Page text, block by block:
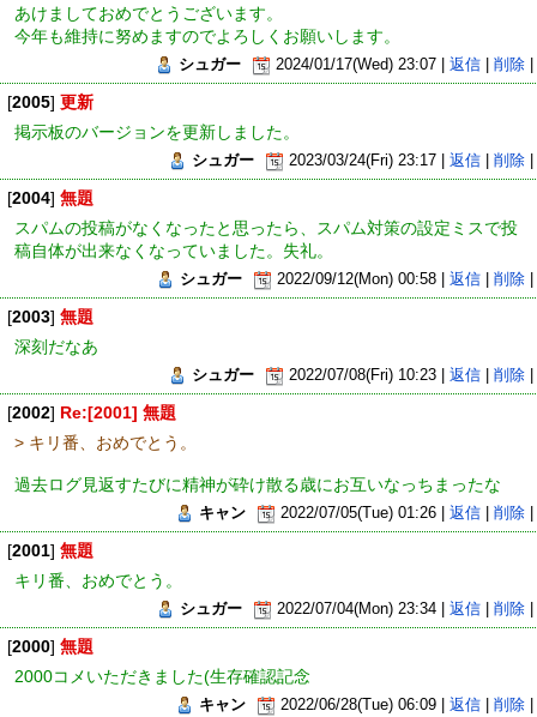
あけましておめでとうございます。
今年も維持に努めますのでよろしくお願いします。
シュガー 2024/01/17(Wed) 23:07 |返信 |削除
[2005] 更新
掲示板のバージョンを更新しました。
シュガー 2023/03/24(Fri) 23:17 |返信 |削除
[2004] 無題
スパムの投稿がなくなったと思ったら、スパム対策の設定ミスで投
稿自体が出来なくなっていました。失礼。
シュガー 2022/09/12(Mon) 00:58 |返信 |削除
[2003] 無題
深刻だなあ
シュガー 2022/07/08(Fri) 10:23 |返信 |削除
[2002] Re:[2001] 無題
> キリ番、おめでとう。
過去ログ見返すたびに精神が砕け散る歳にお互いなっちまったな
キャン 2022/07/05(Tue) 01:26 |返信 |削除
[2001] 無題
キリ番、おめでとう。
シュガー 2022/07/04(Mon) 23:34 |返信 |削除
[2000] 無題
2000コメいただきました(生存確認記念
キャン 2022/06/28(Tue) 06:09 |返信 |削除